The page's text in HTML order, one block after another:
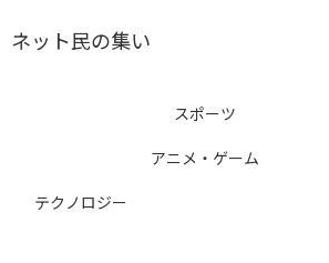
ネット民の集い
スポーツ
アニメ・ゲーム
テクノロジー